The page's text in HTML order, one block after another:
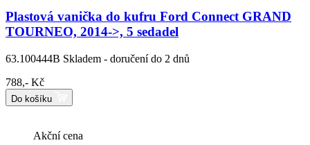
Plastová vanička do kufru Ford Connect GRAND
TOURNEO, 2014->, 5 sedadel
63.100444B Skladem - doručení do 2 dnů
788,- Kč
Do košíku
Akční cena